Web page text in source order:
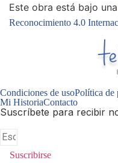
Este obra está bajo una
Reconocimiento 4.0
Condiciones de usoPolítica de
Mi HistoriaContacto
Suscríbete para recibir
Suscribirse